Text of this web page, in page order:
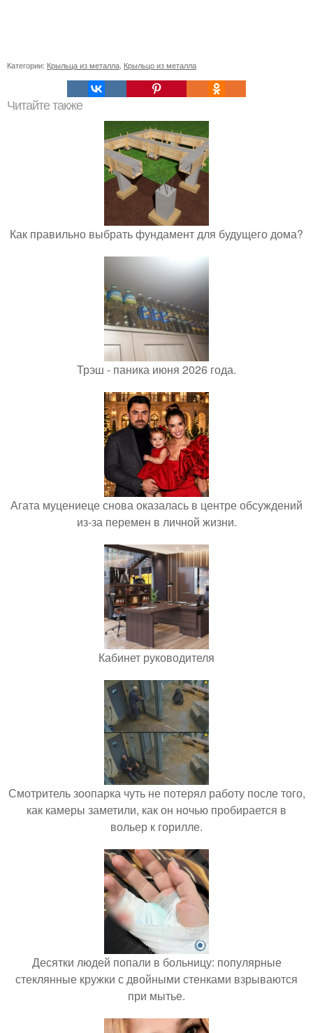
Категории: Крыльца из металла Крыльцо из металла
Читайте также
Как правильно выбрать фундамент для будущего дома?
Трэш - паника июня 2026 года.
Агата муцениеце снова оказалась в центре обсуждений
из-за перемен в личной жизни.
Кабинет руководителя
Смотритель зоопарка чуть не потерял работу после того,
как камеры заметили, как он ночью пробирается в
вольер к горилле.
Десятки людей попали в больницу: популярные
стеклянные кружки с двойными стенками взрываются
при мытье.